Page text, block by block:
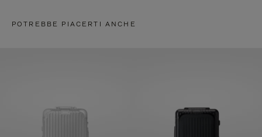
POTREBBE PIACERTI ANCHE